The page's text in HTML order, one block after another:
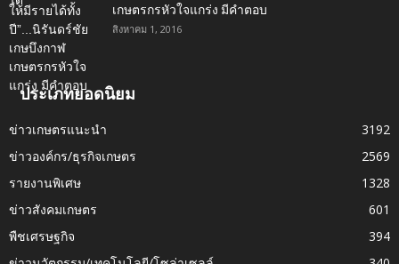
เกษตรกรหัวใจแกร่ง มีคำตอบ
สิงหาคม 1, 2016
ประเภทยอดนิยม
ข่าวเกษตรแนะนำ
3192
ข่าวองค์กร/ธุรกิจเกษตร
2569
รายงานพิเศษ
1328
ข่าวสังคมเกษตร
601
พืชเศรษฐกิจ
394